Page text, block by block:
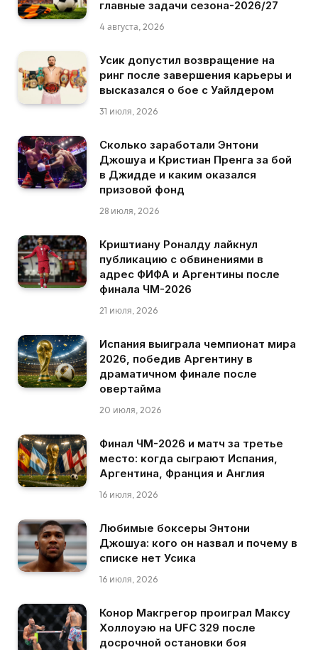
главные задачи сезона-2026/27
4 августа, 2026
Усик допустил возвращение на
ринг после завершения карьеры и
высказался о бое с Уайлдером
31 июля, 2026
Сколько заработали Энтони
Джошуа и Кристиан Пренга за бой
в Джидде и каким оказался
призовой фонд
28 июля, 2026
Криштиану Роналду лайкнул
публикацию с обвинениями в
адрес ФИФА и Аргентины после
финала ЧМ-2026
21 июля, 2026
Испания выиграла чемпионат мира
2026, победив Аргентину в
драматичном финале после
овертайма
20 июля, 2026
Финал ЧМ-2026 и матч за третье
место: когда сыграют Испания,
Аргентина, Франция и Англия
16 июля, 2026
Любимые боксеры Энтони
Джошуа: кого он назвал и почему в
списке нет Усика
16 июля, 2026
Конор Макгрегор проиграл Максу
Холлоуэю на UFC 329 после
досрочной остановки боя